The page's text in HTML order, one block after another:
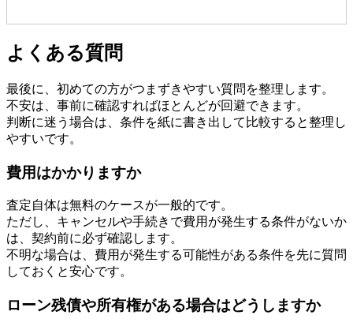
よくある質問
最後に、初めての方がつまずきやすい質問を整理します。
不安は、事前に確認すればほとんどが回避できます。
判断に迷う場合は、条件を紙に書き出して比較すると整理し
やすいです。
費用はかかりますか
査定自体は無料のケースが一般的です。
ただし、キャンセルや手続きで費用が発生する条件がないか
は、契約前に必ず確認します。
不明な場合は、費用が発生する可能性がある条件を先に質問
しておくと安心です。
ローン残債や所有権がある場合はどうしますか